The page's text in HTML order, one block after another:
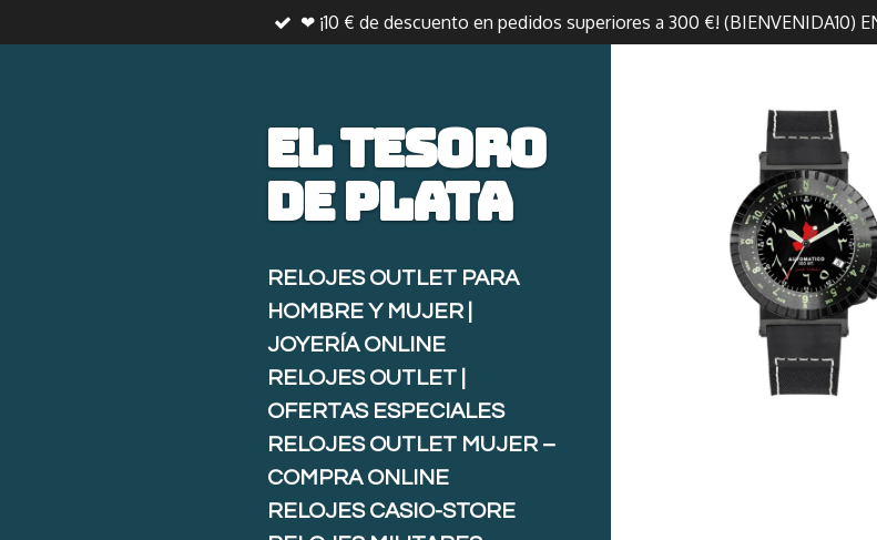
al
❤ ¡10 € de descuento en pedidos superiores a 300 €! (BIENVENIDA10)
El tesoro
deplata
RELOJES OUTLET PARA
HOMBRE Y MUJER |
JOYERÍA ONLINE
RELOJES OUTLET |
OFERTAS ESPECIALES
RELOJES OUTLET MUJER –
COMPRA ONLINE
RELOJES CASIO-STORE